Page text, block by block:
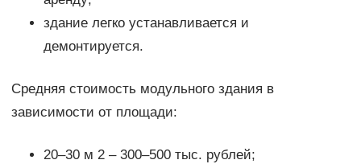
здание легко устанавливается и
демонтируется.
Средняя стоимость модульного здания в
зависимости от площади:
20‒30 м 2 ‒ 300‒500 тыс. рублей;